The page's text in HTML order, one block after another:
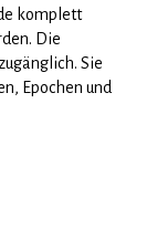
komplett
Die
Sie
Epochen und